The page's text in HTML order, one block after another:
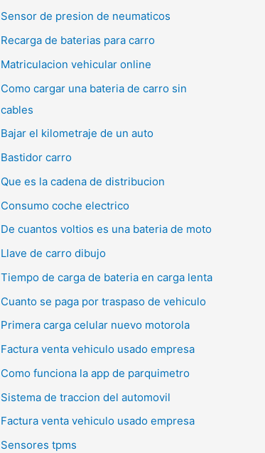
Sensor de presion de neumaticos
Recarga de baterias para carro
Matriculacion vehicular online
Como cargar una bateria de carro sin
cables
Bajar el kilometraje de un auto
Bastidor carro
Que es la cadena de distribucion
Consumo coche electrico
De cuantos voltios es una bateria de moto
Llave de carro dibujo
Tiempo de carga de bateria en carga lenta
Cuanto se paga por traspaso de vehiculo
Primera carga celular nuevo motorola
Factura venta vehiculo usado empresa
Como funciona la app de parquimetro
Sistema de traccion del automovil
Factura venta vehiculo usado empresa
Sensores tpms